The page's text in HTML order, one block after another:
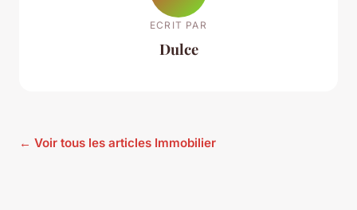
ECRIT PAR
Dulce
← Voir tous les articles Immobilier